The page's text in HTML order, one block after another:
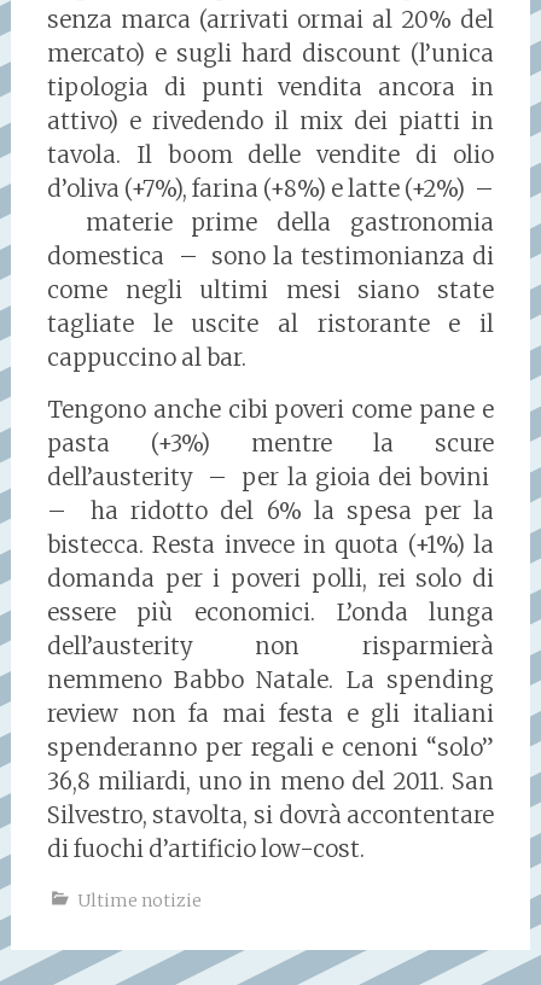
senza marca (arrivati ormai al 20% del
mercato) e sugli hard discount (l’unica
tipologia di punti vendita ancora in
attivo) e rivedendo il mix dei piatti in
tavola. Il boom delle vendite di olio
d’oliva (+7%), farina (+8%) e latte (+2%) –
materie prime della gastronomia
domestica – sono la testimonianza di
come negli ultimi mesi siano state
tagliate le uscite al ristorante e il
cappuccino al bar.
Tengono anche cibi poveri come pane e
pasta (+3%) mentre la scure
dell’austerity – per la gioia dei bovini
– ha ridotto del 6% la spesa per la
bistecca. Resta invece in quota (+1%) la
domanda per i poveri polli, rei solo di
essere più economici. L’onda lunga
dell’austerity non risparmierà
nemmeno Babbo Natale. La spending
review non fa mai festa e gli italiani
spenderanno per regali e cenoni “solo”
36,8 miliardi, uno in meno del 2011. San
Silvestro, stavolta, si dovrà accontentare
di fuochi d’artificio low-cost.
Ultime notizie